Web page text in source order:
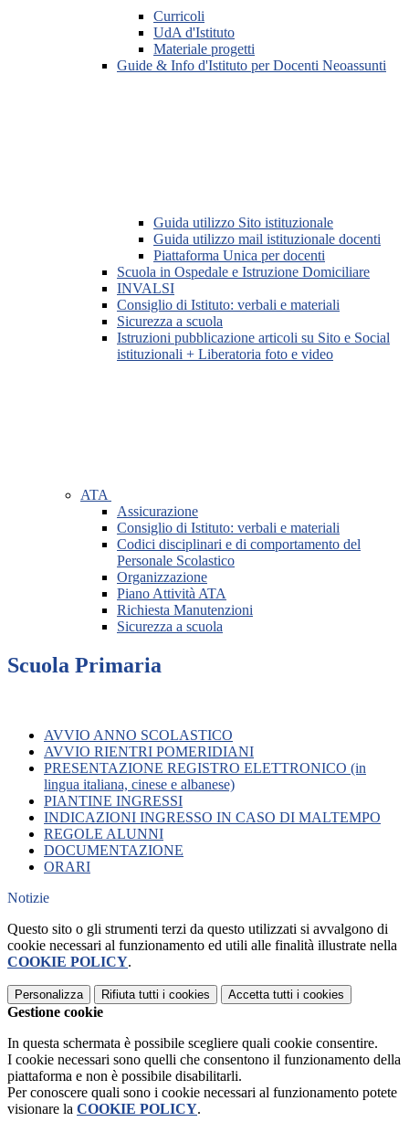
Curricoli
UdA d'Istituto
Materiale progetti
Guide & Info d'Istituto per Docenti Neoassunti
Guida utilizzo Sito istituzionale
Guida utilizzo mail istituzionale docenti
Piattaforma Unica per docenti
Scuola in Ospedale e Istruzione Domiciliare
INVALSI
Consiglio di Istituto: verbali e materiali
Sicurezza a scuola
Istruzioni pubblicazione articoli su Sito e Social
istituzionali + Liberatoria foto e video
ATA
Assicurazione
Consiglio di Istituto: verbali e materiali
Codici disciplinari e di comportamento del
Personale Scolastico
Organizzazione
Piano Attività ATA
Richiesta Manutenzioni
Sicurezza a scuola
Scuola Primaria
AVVIO ANNO SCOLASTICO
AVVIO RIENTRI POMERIDIANI
PRESENTAZIONE REGISTRO ELETTRONICO (in
lingua italiana, cinese e albanese)
PIANTINE INGRESSI
INDICAZIONI INGRESSO IN CASO DI MALTEMPO
REGOLE ALUNNI
DOCUMENTAZIONE
ORARI
Notizie
Questo sito o gli strumenti terzi da questo utilizzati si avvalgono di
cookie necessari al funzionamento ed utili alle finalità illustrate nella
COOKIE POLICY.
Personalizza Rifiuta tutti i cookies Accetta tutti i cookies
Gestione cookie
In questa schermata è possibile scegliere quali cookie consentire.
I cookie necessari sono quelli che consentono il funzionamento della
piattaforma e non è possibile disabilitarli.
Per conoscere quali sono i cookie necessari al funzionamento potete
visionare la COOKIE POLICY.